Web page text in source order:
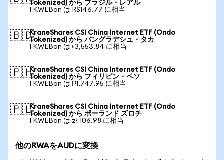
Tokenized) から ブラジル・レアル
1 KWEBon は R$146.77 に相当
🇧🇩KraneShares CSI China Internet ETF (Ondo
Tokenized) から バングラデシュ・タカ
1 KWEBon は ৳3,553.84 に相当
🇵🇭KraneShares CSI China Internet ETF (Ondo
Tokenized) から フィリピン・ペソ
1 KWEBon は ₱1,747.95 に相当
🇵🇱KraneShares CSI China Internet ETF (Ondo
Tokenized) から ポーランド ズロチ
1 KWEBon は zł 106.98 に相当
他のRWAをAUDに変換